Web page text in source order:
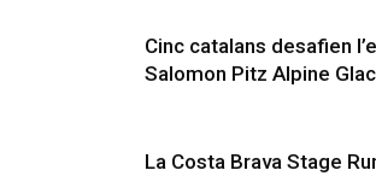
Cinc catalans desafien
Salomon Pitz Alpine
La Costa Brava Stage